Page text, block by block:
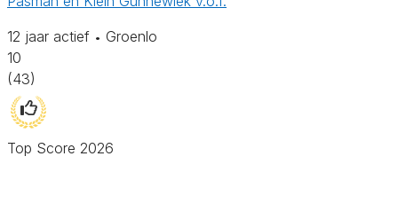
12 jaar actief • Groenlo
10
(43)
Top Score 2026